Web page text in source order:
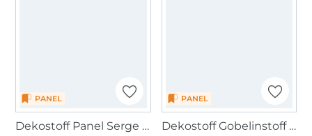
PANEL
Dekostoff Panel Serge Murmeltier, 50 x 50 cm
PANEL
Dekostoff Gobelinstoff Panel Möwe, 46 x 46 cm